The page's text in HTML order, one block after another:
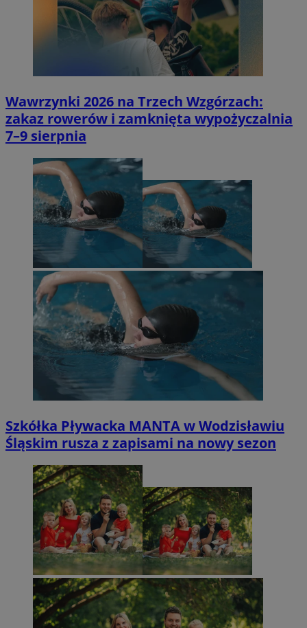
Wawrzynki 2026 na Trzech Wzgórzach:
zakaz rowerów i zamknięta wypożyczalnia
7–9 sierpnia
Szkółka Pływacka MANTA w Wodzisławiu
Śląskim rusza z zapisami na nowy sezon